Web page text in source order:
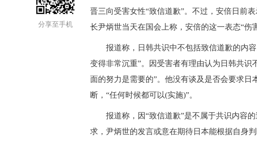
分享至手机
晋三向受害女性“致信道歉”。不过，安倍日前
长尹炳世当天在国会上称，安倍的这一表态“伤
报道称，日韩共识中不包括致信道歉的内容
变得非常沉重”。因受害者有理由认为日韩共
面的努力是需要的”。他没有谈及是否会要求日
断，“任何时候都可以(实施)”。
报道称，因“致信道歉”是不属于共识内容的
求，尹炳世的发言或意在期待日本能根据自身判